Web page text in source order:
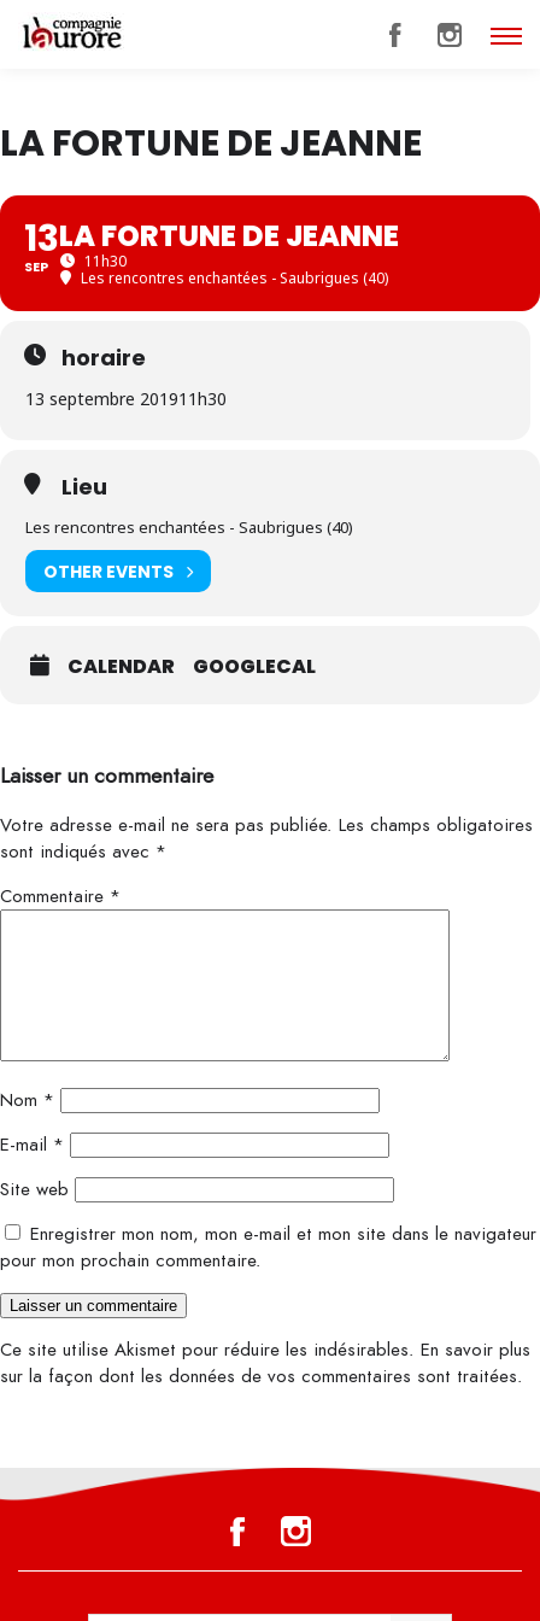
LA FORTUNE DE JEANNE
13
SEP
LA FORTUNE DE JEANNE
11h30
Les rencontres enchantées - Saubrigues (40)
horaire
13 septembre 201911h30
Lieu
Les rencontres enchantées - Saubrigues (40)
OTHER EVENTS
CALENDAR GOOGLECAL
Laisser un commentaire
Votre adresse e-mail ne sera pas publiée. Les champs obligatoires
sont indiqués avec *
Commentaire *
Nom *
E-mail *
Site web
Enregistrer mon nom, mon e-mail et mon site dans le navigateur
pour mon prochain commentaire.
Ce site utilise Akismet pour réduire les indésirables. En savoir plus
sur la façon dont les données de vos commentaires sont traitées.